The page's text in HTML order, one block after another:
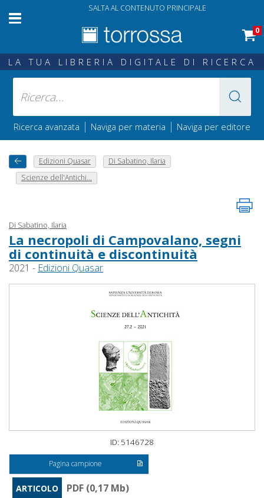
SALTA AL CONTENUTO PRINCIPALE
0
LA TUA LIBRERIA DIGITALE DI RICERCA
Ricerca avanzata | Naviga per materia | Naviga per editore
Edizioni Quasar
Di Sabatino, Ilaria
Scienze dell'Antichi...
Di Sabatino, Ilaria
La necropoli di Campovalano, segni
di continuità e discontinuità
2021 - Edizioni Quasar
ID: 5146728
Pagina campione
ARTICOLO
PDF (0,17 Mb)